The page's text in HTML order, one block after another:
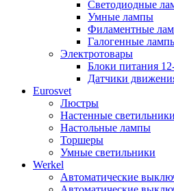
Светодиодные
Умные лампы
Филаментные
Галогенные
Электротовары
Блоки питания
Датчики
Eurosvet
Люстры
Настенные светильники
Настольные лампы
Торшеры
Умные светильники
Werkel
Автоматические